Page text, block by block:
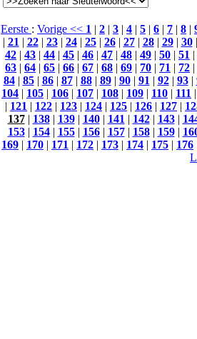
Eerste : Vorige << 1 | 2 | 3 | 4 | 5 | 6 | 7 | 8 |
| 21| 22| 23| 24| 25| 26| 27| 28| 29| 30
42 | 43 | 44 | 45 | 46 | 47 | 48 | 49 | 50 | 51 |
63 | 64 | 65 | 66 | 67 | 68 | 69 | 70 | 71 | 72 |
84| 85| 86| 87| 88| 89| 90| 91| 92| 93|
104 | 105 | 106 | 107 | 108 | 109 | 110 | 111
| 121 | 122 | 123 | 124 | 125 | 126 | 127 |
137| 138| 139| 140| 141| 142| 143|
153| 154| 155| 156| 157| 158| 159|
169 | 170 | 171 | 172 | 173 | 174 | 175 | 176